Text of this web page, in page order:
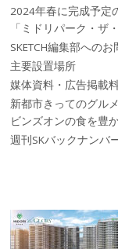
2024年春に完成予定
「ミドリパーク・ザ
SKETCH編集部への
主要設置場所
媒体資料・広告掲載
新都市きってのグル
ビンズオンの食を豊
週刊SKバックナンバ